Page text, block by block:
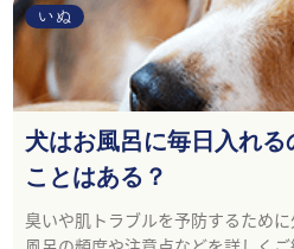
いぬ
犬はお風呂に毎日入れる
ことはある？
臭いや肌トラブルを予防するため